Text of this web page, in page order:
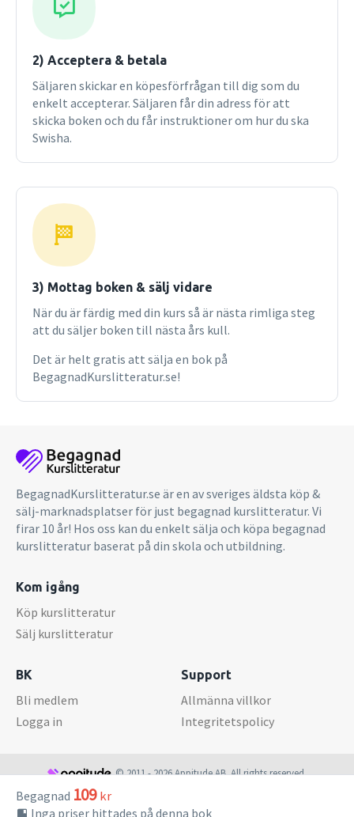
2) Acceptera & betala
Säljaren skickar en köpesförfrågan till dig som du
enkelt accepterar. Säljaren får din adress för att
skicka boken och du får instruktioner om hur du ska
Swisha.
3) Mottag boken & sälj vidare
När du är färdig med din kurs så är nästa rimliga steg
att du säljer boken till nästa års kull.
Det är helt gratis att sälja en bok på
BegagnadKurslitteratur.se!
Begagnad 109kr
Inga priser hittades på denna bok
BegagnadKurslitteratur.se är en av sveriges äldsta köp &
sälj-marknadsplatser för just begagnad kurslitteratur. Vi
firar 10 år! Hos oss kan du enkelt sälja och köpa begagnad
kurslitteratur baserat på din skola och utbildning.
Kom igång
Köp kurslitteratur
Sälj kurslitteratur
BK
Bli medlem
Logga in
Support
Allmänna villkor
Integritetspolicy
© 2011 - 2026 Appitude AB. All rights reserved.